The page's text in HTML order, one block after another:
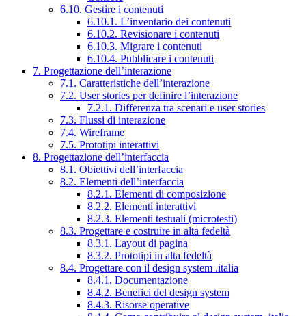
6.10. Gestire i contenuti
6.10.1. L’inventario dei contenuti
6.10.2. Revisionare i contenuti
6.10.3. Migrare i contenuti
6.10.4. Pubblicare i contenuti
7. Progettazione dell’interazione
7.1. Caratteristiche dell’interazione
7.2. User stories per definire l’interazione
7.2.1. Differenza tra scenari e user stories
7.3. Flussi di interazione
7.4. Wireframe
7.5. Prototipi interattivi
8. Progettazione dell’interfaccia
8.1. Obiettivi dell’interfaccia
8.2. Elementi dell’interfaccia
8.2.1. Elementi di composizione
8.2.2. Elementi interattivi
8.2.3. Elementi testuali (microtesti)
8.3. Progettare e costruire in alta fedeltà
8.3.1. Layout di pagina
8.3.2. Prototipi in alta fedeltà
8.4. Progettare con il design system .italia
8.4.1. Documentazione
8.4.2. Benefici del design system
8.4.3. Risorse operative